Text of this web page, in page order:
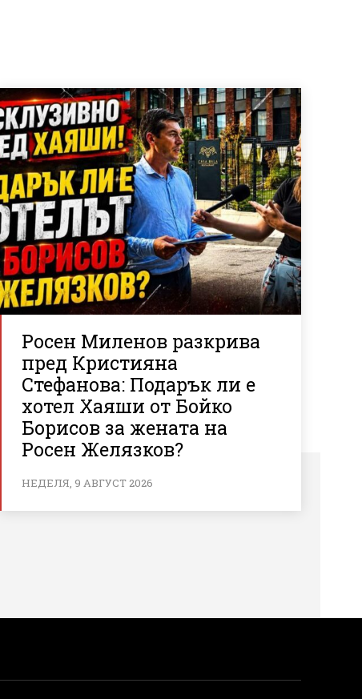
Росен Миленов разкрива
пред Кристияна
Стефанова: Подарък ли е
хотел Хаяши от Бойко
Борисов за жената на
Росен Желязков?
НЕДЕЛЯ, 9 АВГУСТ 2026